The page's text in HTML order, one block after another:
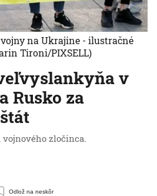
v
Rusko za
vojnového zločinca.
Odlož na neskôr
na Ukrajine - ilustračné
Tironi/PIXSELL)